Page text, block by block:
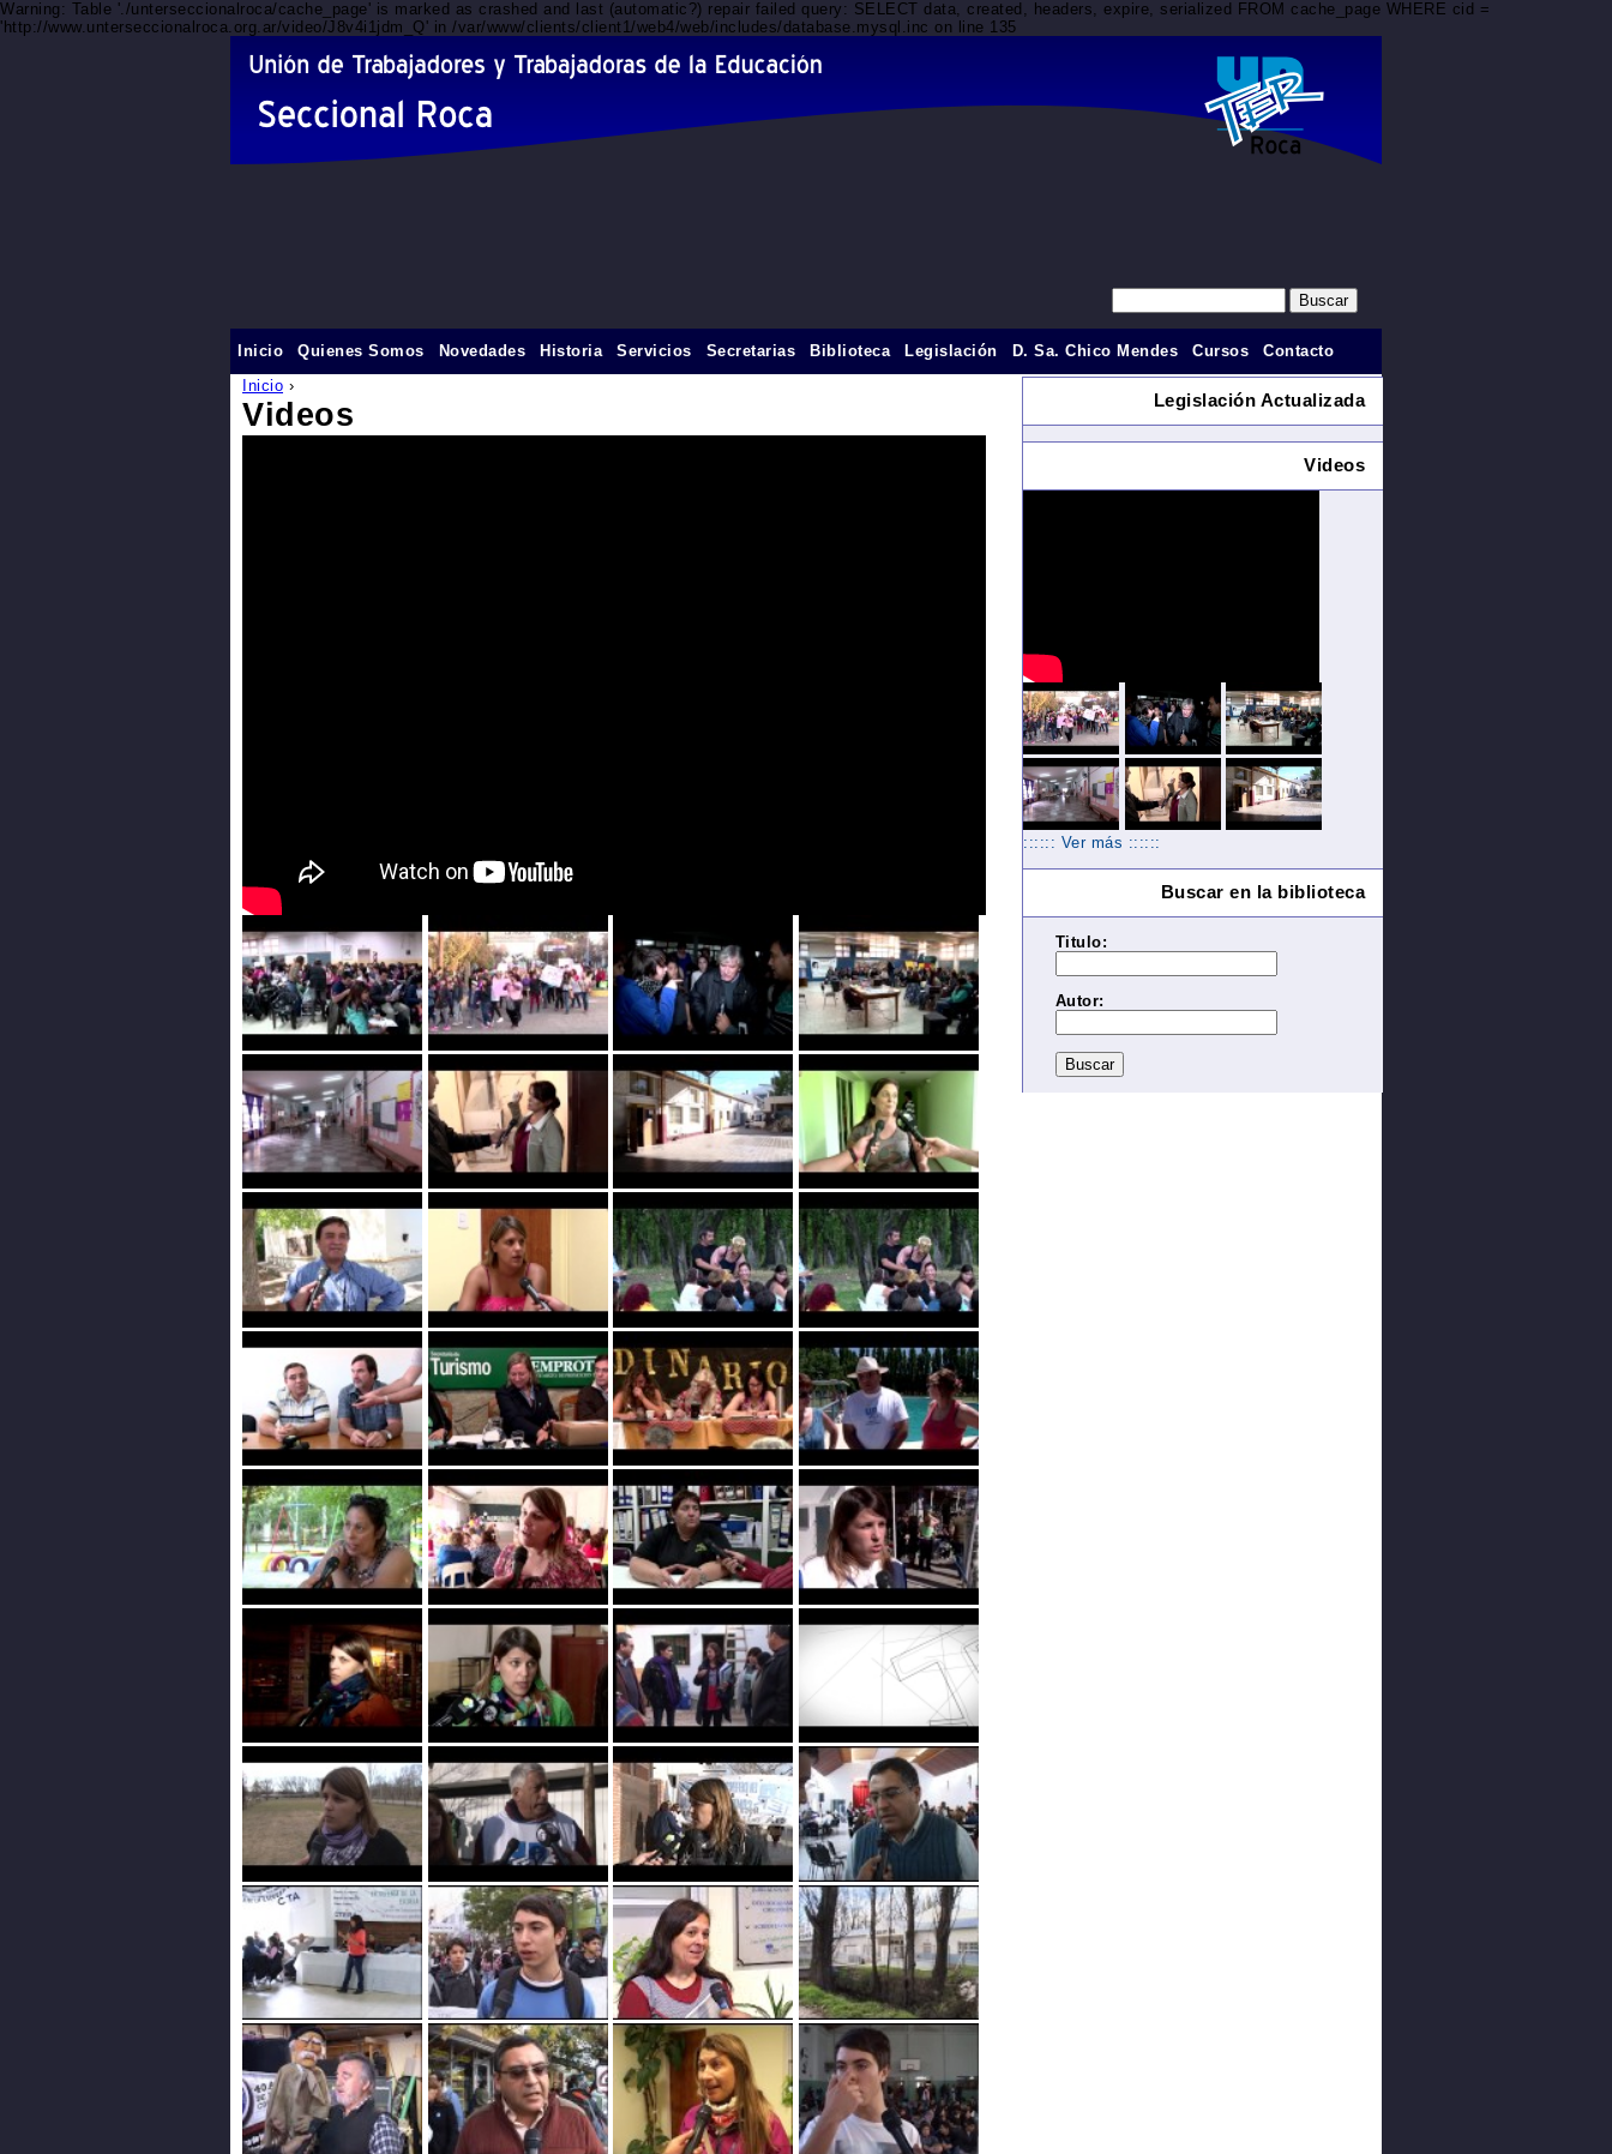
Warning: Table './unterseccionalroca/cache_page' is marked as crashed and last (automatic?) repair failed query: SELECT data, created, headers, expire, serialized FROM cache_page WHERE cid =
'http://www.unterseccionalroca.org.ar/video/J8v4i1jdm_Q' in /var/www/clients/client1/web4/web/includes/database.mysql.inc on line 135
Inicio ›
Videos
Inicio Quienes Somos Novedades Historia Servicios Secretarias Biblioteca Legislación D. Sa. Chico Mendes Cursos Contacto
Legislación Actualizada
Videos
:::::: Ver más ::::::
Buscar en la biblioteca
Titulo:
Autor: